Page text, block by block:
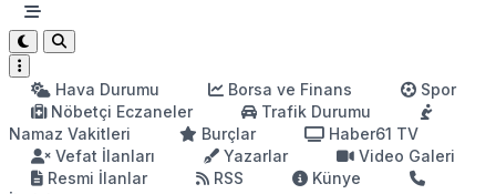
Hava Durumu Borsa ve Finans
Spor
Nöbetçi Eczaneler
Trafik Durumu
Namaz Vakitleri
Burçlar
Haber61 TV
Vefat İlanları
Yazarlar
Video Galeri
Resmi İlanlar
RSS
Künye